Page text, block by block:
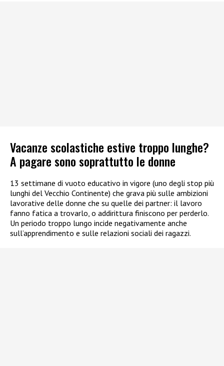
Vacanze scolastiche estive troppo lunghe?
A pagare sono soprattutto le donne
13 settimane di vuoto educativo in vigore (uno degli stop più
lunghi del Vecchio Continente) che grava più sulle ambizioni
lavorative delle donne che su quelle dei partner: il lavoro
fanno fatica a trovarlo, o addirittura finiscono per perderlo.
Un periodo troppo lungo incide negativamente anche
sull’apprendimento e sulle relazioni sociali dei ragazzi.